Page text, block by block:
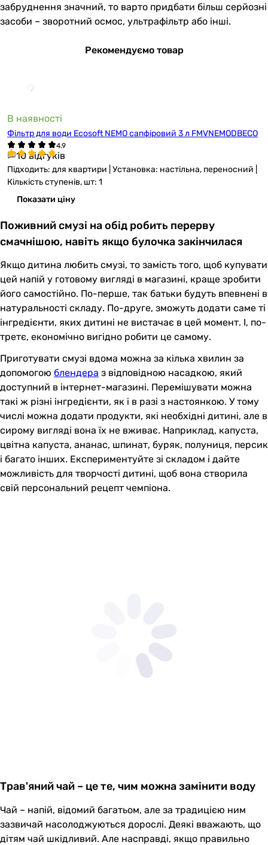
забруднення значний, то варто придбати більш серйозні
засоби – зворотний осмос, ультрафільтр або інші.
Рекомендуємо товар
В наявності
Фільтр для води Ecosoft NEMO сапфіровий 3 л FMVNEMODBECO
10 відгуків
Підходить: для квартири | Установка: настільна, переносний |
Кількість ступенів, шт: 1
Показати ціну
Поживний смузі на обід робить перерву
смачнішою, навіть якщо булочка закінчилася
Якщо дитина любить смузі, то замість того, щоб купувати
цей напій у готовому вигляді в магазині, краще зробити
його самостійно. По-перше, так батьки будуть впевнені в
натуральності складу. По-друге, зможуть додати саме ті
інгредієнти, яких дитині не вистачає в цей момент. І, по-
третє, економічно вигідно робити це самому.
Приготувати смузі вдома можна за кілька хвилин за
допомогою блендера з відповідною насадкою, який
доступний в інтернет-магазині. Перемішувати можна
такі ж різні інгредієнти, як і в разі з настоянкою. У тому
числі можна додати продукти, які необхідні дитині, але в
сирому вигляді вона їх не вживає. Наприклад, капуста,
цвітна капуста, ананас, шпинат, буряк, полуниця, персик
і багато інших. Експериментуйте зі складом і дайте
можливість для творчості дитині, щоб вона створила
свій персональний рецепт чемпіона.
Трав'яний чай – це те, чим можна замінити воду
Чай – напій, відомий багатьом, але за традицією ним
зазвичай насолоджуються дорослі. Деякі вважають, що
дітям чай шкідливий. Але насправді, якщо правильно